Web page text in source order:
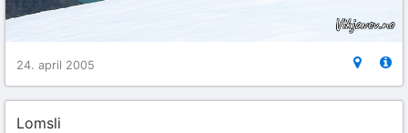
24. april 2005
Lomsli